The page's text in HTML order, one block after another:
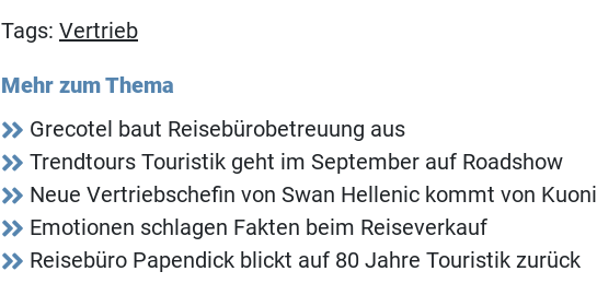
Tags: Vertrieb
Mehr zum Thema
Grecotel baut Reisebürobetreuung aus
Trendtours Touristik geht im September auf Roadshow
Neue Vertriebschefin von Swan Hellenic kommt von Kuoni
Emotionen schlagen Fakten beim Reiseverkauf
Reisebüro Papendick blickt auf 80 Jahre Touristik zurück